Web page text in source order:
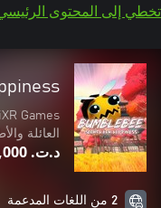
تخطي إلى المحتوى
Games
العائلة
د.ت.‏ 28,000
2 من اللغات المدعمة